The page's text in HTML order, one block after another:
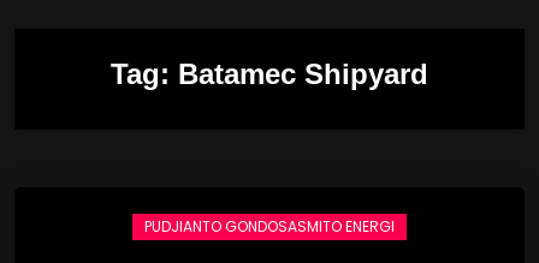
Tag: Batamec Shipyard
PUDJIANTO GONDOSASMITO ENERGI